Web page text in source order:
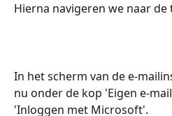
Hierna navigeren we naar de
In het scherm van de e-
nu onder de kop 'Eigen e-
'Inloggen met Microsoft'.